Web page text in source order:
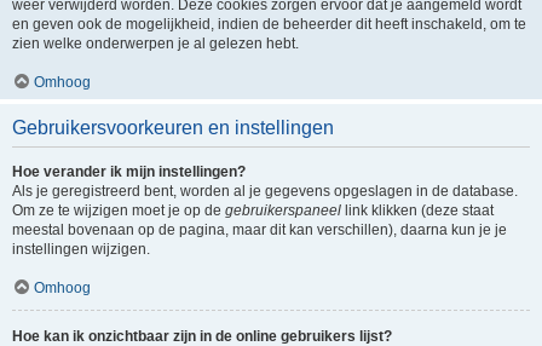
weer verwijderd worden. Deze cookies zorgen ervoor dat je aangemeld wordt
en geven ook de mogelijkheid, indien de beheerder dit heeft inschakeld, om te
zien welke onderwerpen je al gelezen hebt.
Omhoog
Gebruikersvoorkeuren en instellingen
Hoe verander ik mijn instellingen?
Als je geregistreerd bent, worden al je gegevens opgeslagen in de database.
Om ze te wijzigen moet je op de gebruikerspaneel link klikken (deze staat
meestal bovenaan op de pagina, maar dit kan verschillen), daarna kun je je
instellingen wijzigen.
Omhoog
Hoe kan ik onzichtbaar zijn in de online gebruikers lijst?